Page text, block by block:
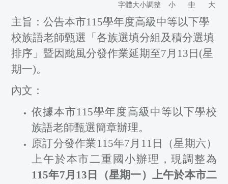
字體大小調整 小 中 大
主旨：公告本市115學年度高級中等以下學
校族語老師甄選「各族選填分組及積分選填
排序」暨因颱風分發作業延期至7月 13 日 (星
期一)。
內文：
依據本市115學年度高級中等以下學校
族語老師甄選簡章辦理。
原訂分發作業115年7月 11 日（星期六）
上午於本市二重國小辦理，現調整為
115年7月 13 日（星期一）上午於本市二